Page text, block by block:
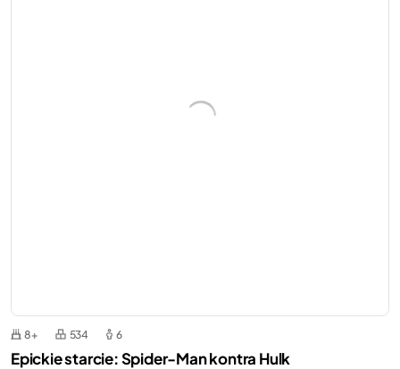
8+ 534 6
Epickie starcie: Spider-Man kontra Hulk